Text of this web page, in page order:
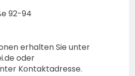
92-94
erhalten Sie unter
oder
Kontaktadresse.